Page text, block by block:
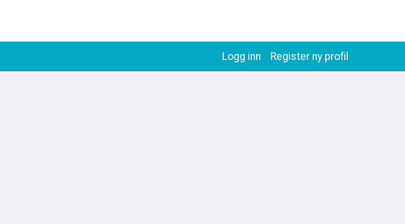
Register ny profil
Logg inn